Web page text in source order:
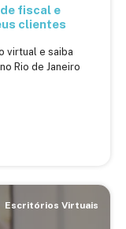
fiscal e
clientes
virtual e saiba
Rio de Janeiro
Escritórios Virtuais